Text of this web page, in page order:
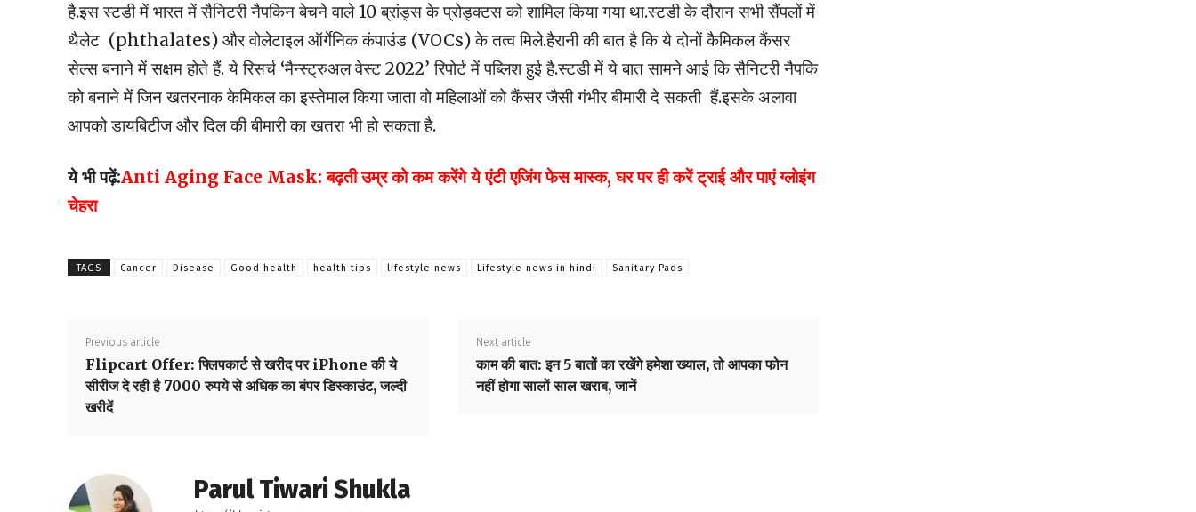
है.इस स्टडी में भारत में सैनिटरी नैपकिन बेचने वाले 10 ब्रांड्स के प्रोड्क्टस को शामिल किया गया था.स्टडी के दौरान सभी सैंपलों में
थैलेट (phthalates) और वोलेटाइल ऑर्गेनिक कंपाउंड (VOCs) के तत्व मिले.हैरानी की बात है कि ये दोनों कैमिकल कैंसर
सेल्स बनाने में सक्षम होते हैं. ये रिसर्च ‘मैन्स्ट्रुअल वेस्ट 2022’ रिपोर्ट में पब्लिश हुई है.स्टडी में ये बात सामने आई कि सैनिटरी नैपकि
को बनाने में जिन खतरनाक केमिकल का इस्तेमाल किया जाता वो महिलाओं को कैंसर जैसी गंभीर बीमारी दे सकती हैं.इसके अलावा
आपको डायबिटीज और दिल की बीमारी का खतरा भी हो सकता है.
ये भी पढ़ें:Anti Aging Face Mask: बढ़ती उम्र को कम करेंगे ये एंटी एजिंग फेस मास्क, घर पर ही करें ट्राई और पाएं ग्लोइंग
चेहरा
TAGS Cancer Disease Good health health tips lifestyle news Lifestyle news in hindi Sanitary Pads
Previous article
Flipcart Offer: फ्लिपकार्ट से खरीद पर iPhone की ये
सीरीज दे रही है 7000 रुपये से अधिक का बंपर डिस्काउंट, जल्दी
खरीदें
Next article
काम की बात: इन 5 बातों का रखेंगे हमेशा ख्याल, तो आपका फोन
नहीं होगा सालों साल खराब, जानें
Parul Tiwari Shukla